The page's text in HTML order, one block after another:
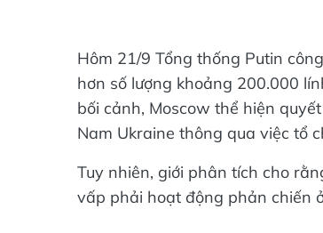
Hôm 21/9 Tổng thống Putin
hơn số lượng khoảng 200.000
bối cảnh, Moscow thể hiện
Nam Ukraine thông qua việc tổ
Tuy nhiên, giới phân tích cho
vấp phải hoạt động phản chiến